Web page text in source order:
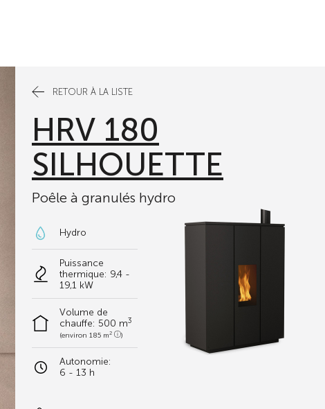
RETOUR À LA LISTE
HRV 180
SILHOUETTE
Poêle à granulés hydro
Hydro
Puissance
thermique: 9,4 -
19,1 kW
Volume de
chauffe: 500 m3
(environ 185 m2 )
Autonomie:
6 - 13 h